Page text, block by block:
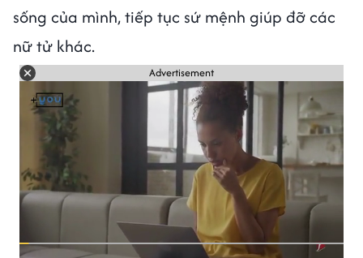
sống của mình, tiếp tục sứ mệnh giúp đỡ các
nữ tử khác.
Advertisement